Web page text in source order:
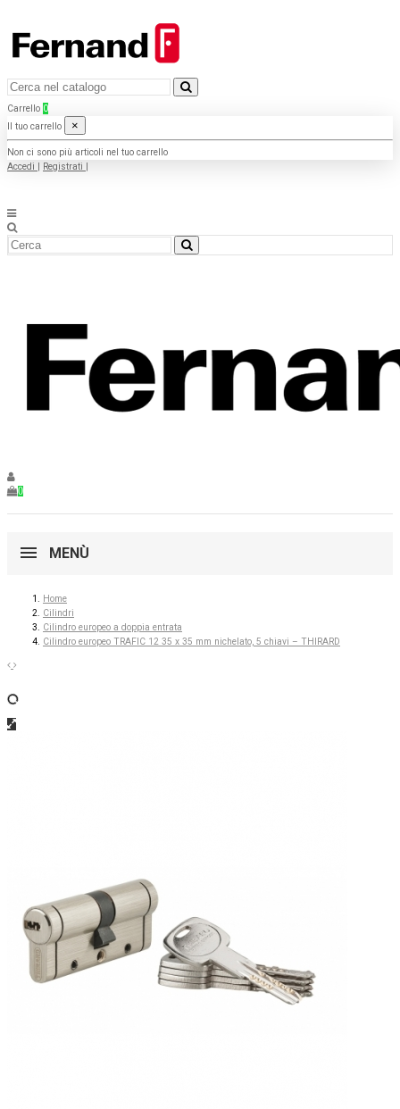
Carrello 0
Il tuo carrello
×
Non ci sono più articoli nel tuo carrello
Accedi
Registrati
0
MENÙ
Home
Cilindri
Cilindro europeo a doppia entrata
Cilindro europeo TRAFIC 12 35 x 35 mm nichelato, 5 chiavi – THIRARD